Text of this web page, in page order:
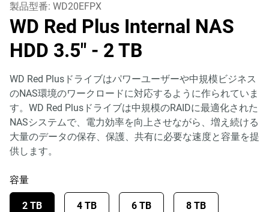
製品型番: WD20EFPX
WD Red Plus Internal NAS
HDD 3.5" - 2 TB
WD Red Plusドライブはパワーユーザーや中規模ビジネス
のNAS環境のワークロードに対応するように作られていま
す。WD Red Plusドライブは中規模のRAIDに最適化された
NASシステムで、電力効率を向上させながら、増え続ける
大量のデータの保存、保護、共有に必要な速度と容量を提
供します。
容量
2 TB 4 TB 6 TB 8 TB